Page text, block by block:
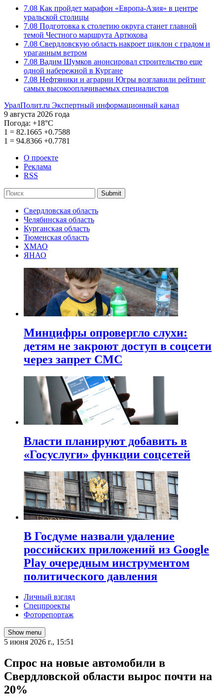
7.08 Как пройдет марафон «Европа-Азия» в центре
уральской столицы
7.08 Подготовка к столетию округа станет главной
темой Честного маршрута Артюхова
7.08 Свердловскую область накроет циклон с градом и
ураганным ветром
7.08 Вадим Шумков анонсировал строительство еще
одной набережной в Кургане
7.08 Нефтяники и аграрии Югры возглавили рейтинг
самых высокооплачиваемых специалистов
УралПолит.ru Экспертный информационный канал
9 августа 2026 года
Погода: +18°С
1 = 82.1665 +0.7588
1 = 94.8366 +0.7781
О проекте
Реклама
RSS
Submit
Свердловская область
Челябинская область
Курганская область
Тюменская область
ХМАО
ЯНАО
Минцифры опровергло слухи:
детям не закроют доступ в соцсети
через запрет СМС
Власти планируют добавить в
«Госуслуги» функции соцсетей
В Госдуме назвали удаление
российских приложений из Google
Play очередным инструментом
политического давления
Личный взгляд
Спецпроекты
Фоторепортаж
Show menu
5 июня 2026 г., 15:51
Спрос на новые автомобили в
Свердловской области вырос почти на
20%